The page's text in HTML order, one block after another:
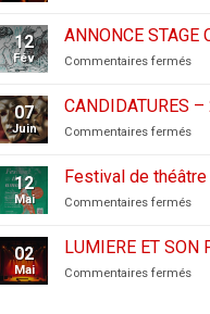
–
12
Fév
ANNONCE STAGE
Commentaires ferméssur
07
Juin
CANDIDATURES
Commentaires ferméssur
12
Mai
Festival de
Commentaires ferméssur
de
02
Mai
LUMIERE ET SON
Commentaires ferméssur